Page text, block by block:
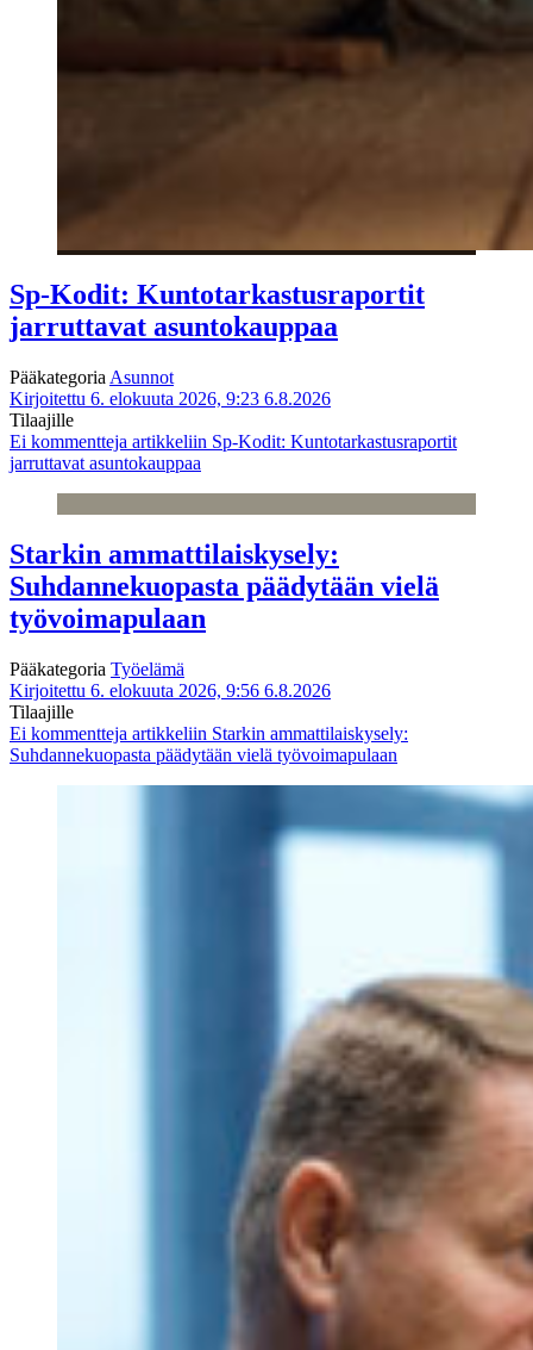
Sp-Kodit: Kuntotarkastusraportit
jarruttavat asuntokauppaa
Pääkategoria Asunnot
Kirjoitettu 6. elokuuta 2026, 9:23 6.8.2026
Tilaajille
Ei kommentteja artikkeliin Sp-Kodit: Kuntotarkastusraportit
jarruttavat asuntokauppaa
Starkin ammattilaiskysely:
Suhdannekuopasta päädytään vielä
työvoimapulaan
Pääkategoria Työelämä
Kirjoitettu 6. elokuuta 2026, 9:56 6.8.2026
Tilaajille
Ei kommentteja artikkeliin Starkin ammattilaiskysely:
Suhdannekuopasta päädytään vielä työvoimapulaan